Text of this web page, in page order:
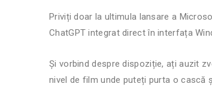
Priviți doar la ultimula lansare a
ChatGPT integrat direct în interfața
Și vorbind despre dispoziție, ați auzit
nivel de film unde puteți purta o cască